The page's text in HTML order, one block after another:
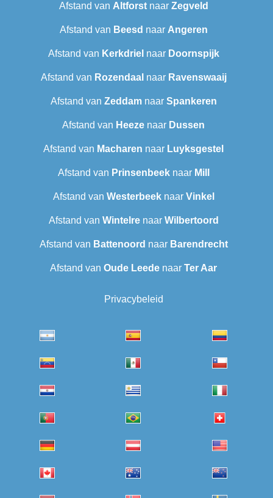
Afstand van Altforstnaar Zegveld
Afstand van Beesd naar Angeren
Afstand van Kerkdriel naar Doornspijk
Afstand van Rozendaal naar Ravenswaaij
Afstand van Zeddamnaar Spankeren
Afstand van Heeze naar Dussen
Afstand van Macharen naar Luyksgestel
Afstand van Prinsenbeeknaar Mill
Afstand van Westerbeeknaar Vinkel
Afstand van Wintelrenaar Wilbertoord
Afstand van Battenoord naar Barendrecht‎
Afstand van Oude Leede naar Ter Aar
Privacybeleid